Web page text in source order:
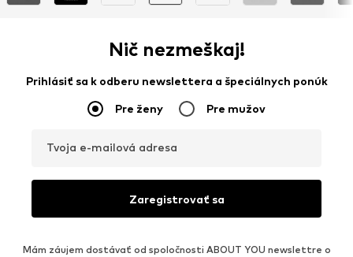
Nič nezmeškaj!
Prihlásiť sa k odberu newslettera a špeciálnych ponúk
Pre ženy Pre mužov
Tvoja e-mailová adresa
Zaregistrovať sa
Mám záujem dostávať od spoločnosti ABOUT YOU newslettre o